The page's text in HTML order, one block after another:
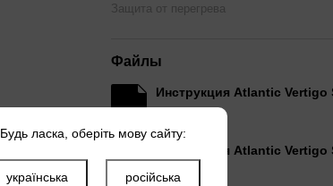
Защита от перегрева
Файлы
Инструкция Atlantic Vertigo
2.5 МБ
PDF
Инструкция Atlantic
Будь ласка, оберіть мову сайту:
українська російська